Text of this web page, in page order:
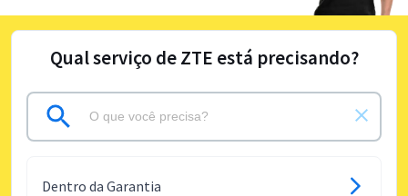
Qual serviço de ZTE está precisando?
Dentro da Garantia